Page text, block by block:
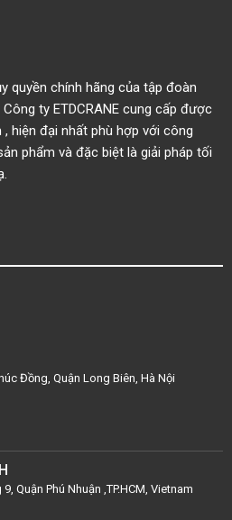
quyền chính hãng của tập đoàn
Công ty ETDCRANE cung cấp được
, hiện đại nhất phù hợp với công
phẩm và đặc biệt là giải pháp tối
Đồng, Quận Long Biên, Hà Nội
Quận Phú Nhuận ,TP.HCM, Vietnam